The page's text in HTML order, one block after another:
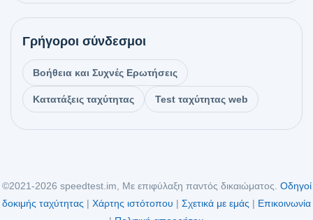
Γρήγοροι σύνδεσμοι
Βοήθεια και Συχνές Ερωτήσεις
Κατατάξεις ταχύτητας Test ταχύτητας web
©2021-2026 speedtest.im, Με επιφύλαξη παντός δικαιώματος. Οδηγοί
δοκιμής ταχύτητας | Χάρτης ιστότοπου | Σχετικά με εμάς | Επικοινωνία